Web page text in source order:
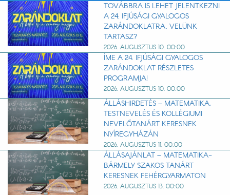
TOVÁBBRA IS LEHET JELENTKEZNI
A 24. IFJÚSÁGI GYALOGOS
ZARÁNDOKLATRA. VELÜNK
TARTASZ?
2026. AUGUSZTUS 10. 00:00
ÍME A 24. IFJÚSÁGI GYALOGOS
ZARÁNDOKLAT RÉSZLETES
PROGRAMJA!
2026. AUGUSZTUS 10. 00:00
ÁLLÁSHIRDETÉS – MATEMATIKA,
TESTNEVELÉS ÉS KOLLÉGIUMI
NEVELŐTANÁRT KERESNEK
NYÍREGYHÁZÁN
2026. AUGUSZTUS 11. 00:00
ÁLLÁSAJÁNLAT – MATEMATIKA-
BÁRMELY SZAKOS TANÁRT
KERESNEK FEHÉRGYARMATON
2026. AUGUSZTUS 13. 00:00